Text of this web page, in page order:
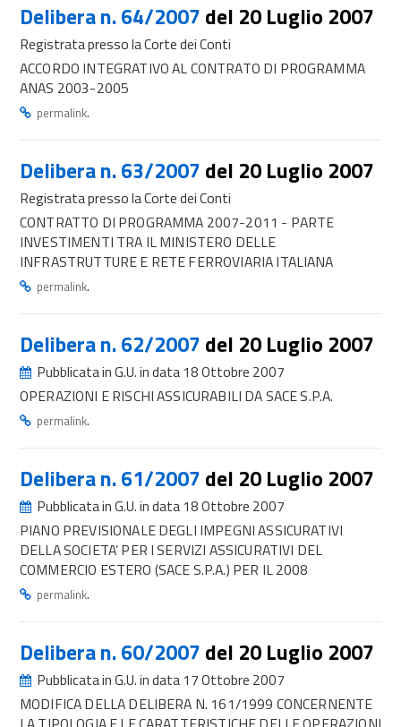
Delibera n. 64/2007 del 20 Luglio 2007
Registrata presso la Corte dei Conti
ACCORDO INTEGRATIVO AL CONTRATO DI PROGRAMMA
ANAS 2003-2005
permalink.
Delibera n. 63/2007 del 20 Luglio 2007
Registrata presso la Corte dei Conti
CONTRATTO DI PROGRAMMA 2007-2011 - PARTE
INVESTIMENTI TRA IL MINISTERO DELLE
INFRASTRUTTURE E RETE FERROVIARIA ITALIANA
permalink.
Delibera n. 62/2007 del 20 Luglio 2007
Pubblicata in G.U. in data 18 Ottobre 2007
OPERAZIONI E RISCHI ASSICURABILI DA SACE S.P.A.
permalink.
Delibera n. 61/2007 del 20 Luglio 2007
Pubblicata in G.U. in data 18 Ottobre 2007
PIANO PREVISIONALE DEGLI IMPEGNI ASSICURATIVI
DELLA SOCIETA’ PER I SERVIZI ASSICURATIVI DEL
COMMERCIO ESTERO (SACE S.P.A.) PER IL 2008
permalink.
Delibera n. 60/2007 del 20 Luglio 2007
Pubblicata in G.U. in data 17 Ottobre 2007
MODIFICA DELLA DELIBERA N. 161/1999 CONCERNENTE